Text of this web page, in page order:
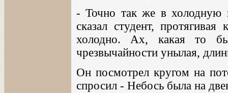
- Точно так же в холодную
сказал студент,
холодно. Ах, какая то
чрезвычайности унылая,
Он посмотрел кругом на
спросил - Небось была на